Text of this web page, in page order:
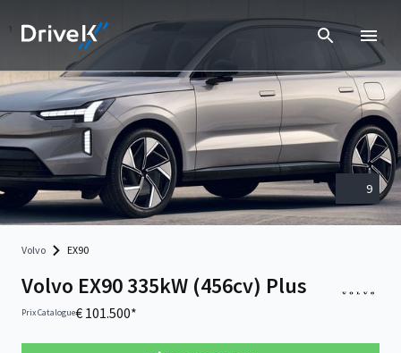
9
Volvo EX90
Volvo EX90 335kW (456cv) Plus
Prix Catalogue€ 101.500*